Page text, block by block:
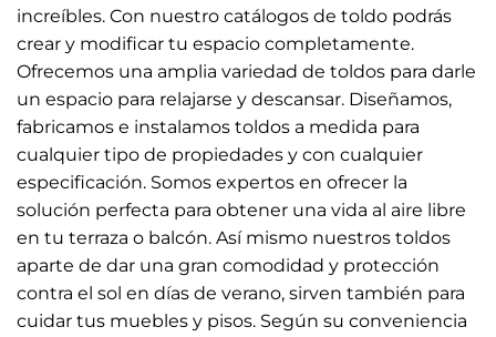
increíbles. Con nuestro catálogos de toldo podrás
crear y modificar tu espacio completamente.
Ofrecemos una amplia variedad de toldos para darle
un espacio para relajarse y descansar. Diseñamos,
fabricamos e instalamos toldos a medida para
cualquier tipo de propiedades y con cualquier
especificación. Somos expertos en ofrecer la
solución perfecta para obtener una vida al aire libre
en tu terraza o balcón. Así mismo nuestros toldos
aparte de dar una gran comodidad y protección
contra el sol en días de verano, sirven también para
cuidar tus muebles y pisos. Según su conveniencia